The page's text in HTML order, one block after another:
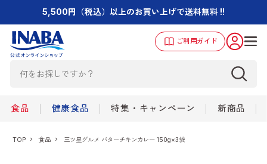
5,500円（税込）以上のお買い上げで送料無料 !!
ご利用ガイド
食品 健康食品 特集・キャンペーン 新商品
TOP 食品 三ツ星グルメ バターチキンカレー 150g×3袋